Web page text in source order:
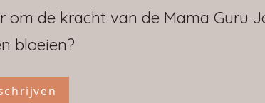
om de kracht van de Mama Guru
bloeien?